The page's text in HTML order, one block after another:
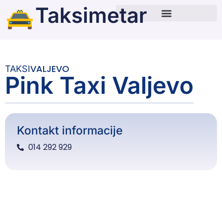
Taksimetar
TAKSIVALJEVO
Pink Taxi Valjevo
Kontakt informacije
014 292 929